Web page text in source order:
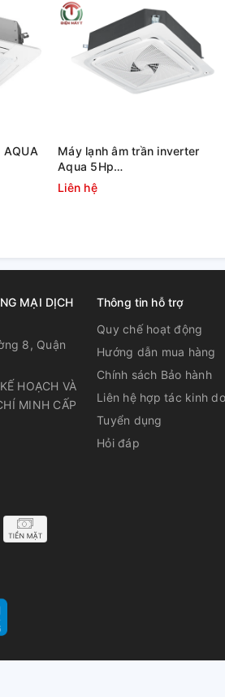
mát lạnh dễ chịu
NT-C36R1U16 thiết kế cửa gió thổi
còn được cài đặt chế độ đảo gió tự
cấp khí tươi mang lại cuộc sống
trần 36000BTU, Nagakawa NT-
dưới 60m
xả lắp đặt mọi địa
NT-C36R1U16 được tích hợp
Máy lạnh âm trần inverter
Aqua 5Hp
1U125S1PN1SB/
Liên hệ
MẠI DỊCH
8, Quận
HOẠCH VÀ
MINH CẤP
Thông tin hỗ trợ
Quy chế hoạt động
Hướng dẫn mua hàng
Chính sách Bảo hành
Liên hệ hợp tác kinh
Tuyển dụng
Hỏi đáp